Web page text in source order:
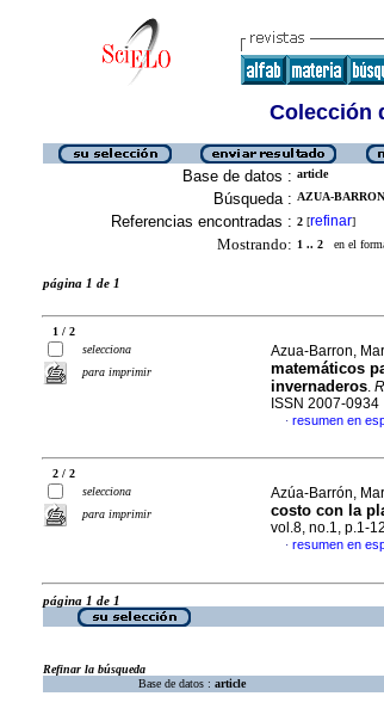
Colección
Base de datos : article
Búsqueda : AZUA-
Referencias encontradas : 2 [refinar]
Mostrando: 1 .. 2 en el
página 1 de 1
1 / 2
selecciona
para imprimir
Azua-Barron,
matemáticos
invernaderos.
ISSN 2007-0934
· resumen en
2 / 2
selecciona
para imprimir
Azúa-Barrón,
costo con la
vol.8, no.1, p.1-
· resumen en
página 1 de 1
Refinar la búsqueda
Base de datos : article